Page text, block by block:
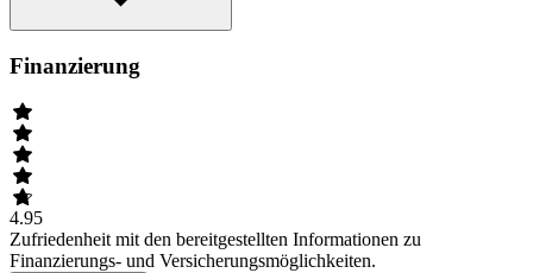
Finanzierung
4.95
Zufriedenheit mit den bereitgestellten Informationen zu
Finanzierungs- und Versicherungsmöglichkeiten.